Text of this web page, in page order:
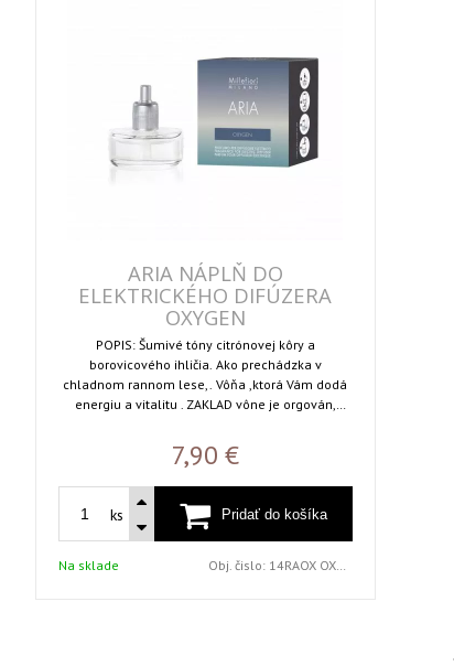
ARIA NÁPLŇ DO
ELEKTRICKÉHO DIFÚZERA
OXYGEN
POPIS: Šumivé tóny citrónovej kôry a
borovicového ihličia. Ako prechádzka v
chladnom rannom lese,. Vôňa ,ktorá Vám dodá
energiu a vitalitu . ZAKLAD vône je orgován,
riasy, kardamón, klinčeky, lístky fialky, hyacint,
čierne ríbezle, TOP vône je cédrové drevo
marocchio, ružové drevo, drevo quajaku , biele
pižmo a olej zo stromu copaiba Balenie
obsahuje jednu náhradnú náplň do elektrického
difúzera ARIA.
7,90 €
ks
Na sklade Obj. čislo: 14RAOX OXYGEN